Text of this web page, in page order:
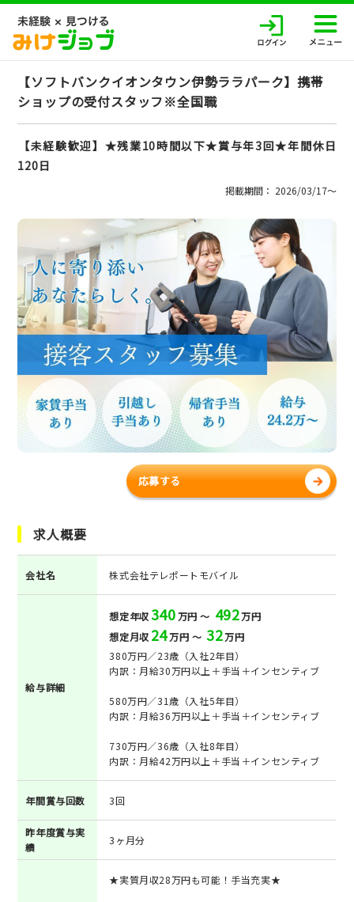
【ソフトバンクイオンタウン伊勢ララパーク】携帯
ショップの受付スタッフ※全国職
【未経験歓迎】★残業10時間以下★賞与年3回★年間休日
120日
掲載期間： 2026/03/17〜
応募する
求人概要
会社名 株式会社テレポートモバイル
給与詳細
想定年収340万円 ～ 492万円
想定月収 24万円 ～ 32万円
380万円／23歳（入社2年目）
内訳：月給30万円以上＋手当＋インセンティブ
580万円／31歳（入社5年目）
内訳：月給36万円以上＋手当＋インセンティブ
730万円／36歳（入社8年目）
内訳：月給42万円以上＋手当＋インセンティブ
年間賞与回数 3回
昨年度賞与実
績
3ヶ月分
★実質月収28万円も可能！手当充実★